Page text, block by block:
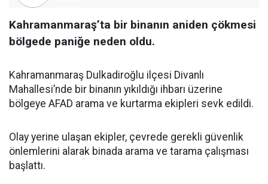
Kahramanmaraş’ta bir binanın aniden çökmesi
bölgede paniğe neden oldu.
Kahramanmaraş Dulkadiroğlu ilçesi Divanlı
Mahallesi’nde bir binanın yıkıldığı ihbarı üzerine
bölgeye AFAD arama ve kurtarma ekipleri sevk edildi.
Olay yerine ulaşan ekipler, çevrede gerekli güvenlik
önlemlerini alarak binada arama ve tarama çalışması
başlattı.